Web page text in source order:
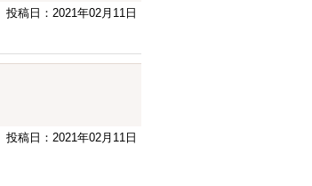
投稿日：2021年02月11日
投稿日：2021年02月11日